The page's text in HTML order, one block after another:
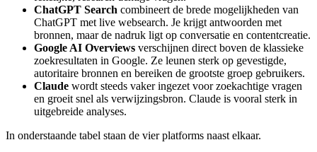
ChatGPT Search combineert de brede mogelijkheden van
ChatGPT met live websearch. Je krijgt antwoorden met
bronnen, maar de nadruk ligt op conversatie en contentcreatie.
Google AI Overviews verschijnen direct boven de klassieke
zoekresultaten in Google. Ze leunen sterk op gevestigde,
autoritaire bronnen en bereiken de grootste groep gebruikers.
Claude wordt steeds vaker ingezet voor zoekachtige vragen
en groeit snel als verwijzingsbron. Claude is vooral sterk in
uitgebreide analyses.
In onderstaande tabel staan de vier platforms naast elkaar.